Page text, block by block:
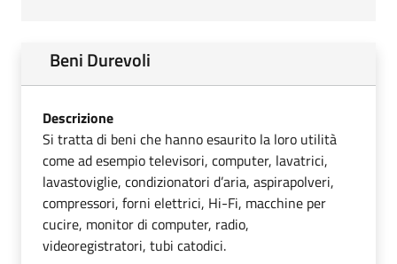
Beni Durevoli
Descrizione
Si tratta di beni che hanno esaurito la loro utilità
come ad esempio televisori, computer, lavatrici,
lavastoviglie, condizionatori d’aria, aspirapolveri,
compressori, forni elettrici, Hi-Fi, macchine per
cucire, monitor di computer, radio,
videoregistratori, tubi catodici.